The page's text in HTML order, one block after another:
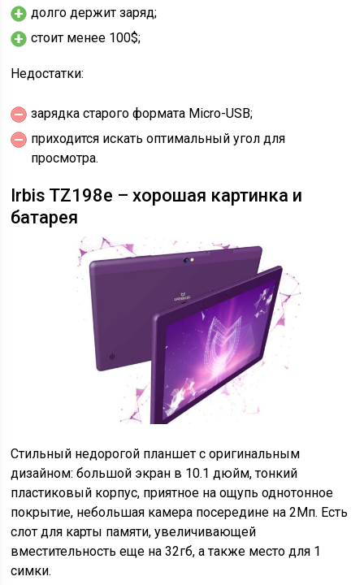
долго держит заряд;
стоит менее 100$;
Недостатки:
зарядка старого формата Micro-USB;
приходится искать оптимальный угол для
просмотра.
Irbis TZ198e – хорошая картинка и
батарея
Стильный недорогой планшет с оригинальным
дизайном: большой экран в 10.1 дюйм, тонкий
пластиковый корпус, приятное на ощупь однотонное
покрытие, небольшая камера посередине на 2Мп. Есть
слот для карты памяти, увеличивающей
вместительность еще на 32гб, а также место для 1
симки.